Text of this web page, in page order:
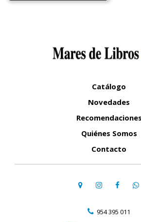
Catálogo
Novedades
Recomendaciones
Quiénes Somos
Contacto
954 395 011